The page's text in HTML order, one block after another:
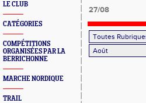
LE CLUB
CATÉGORIES
COMPÉTITIONS
ORGANISÉES PAR LA
BERRICHONNE
MARCHE NORDIQUE
TRAIL
27/08